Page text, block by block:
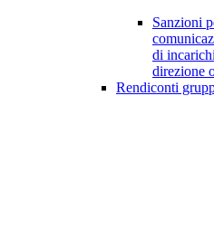
Sanzioni
di
direzione
Rendiconti